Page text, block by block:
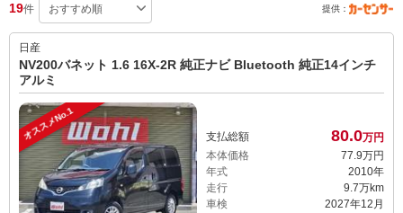
19件 提供：
日産
NV200バネット 1.6 16X-2R 純正ナビ Bluetooth 純正14インチ
アルミ
オススメNo.1 支払総額 80.0万円
本体価格
77.9万円
年式
2010年
走行
9.7万km
車検
2027年12月